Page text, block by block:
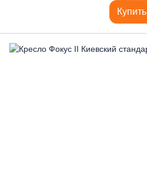
Купить